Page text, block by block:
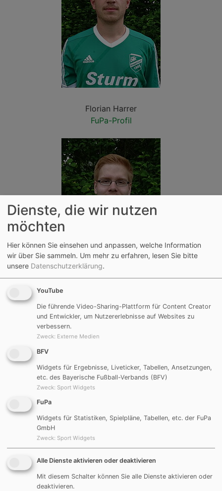
Florian Harrer
FuPa-Profil
FuPa-Profil
Manuel Kobras
Dienste, die wir nutzen
möchten
Hier können Sie einsehen und anpassen, welche Information
wir über Sie sammeln. Um mehr zu erfahren, lesen Sie bitte
unsere Datenschutzerklärung.
YouTube
Die führende Video-Sharing-Plattform für Content Creator
und Entwickler, um Nutzererlebnisse auf Websites zu
verbessern.
Zweck: Externe Medien
BFV
Widgets für Ergebnisse, Liveticker, Tabellen, Ansetzungen,
etc. des Bayerische Fußball-Verbands (BFV)
Zweck: Sport Widgets
FuPa
Widgets für Statistiken, Spielpläne, Tabellen, etc. der FuPa
GmbH
Zweck: Sport Widgets
Alle Dienste aktivieren oder deaktivieren
Mit diesem Schalter können Sie alle Dienste aktivieren oder
deaktivieren.